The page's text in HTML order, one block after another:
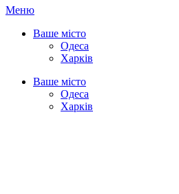
Меню
Ваше місто
Одеса
Харків
Ваше місто
Одеса
Харків